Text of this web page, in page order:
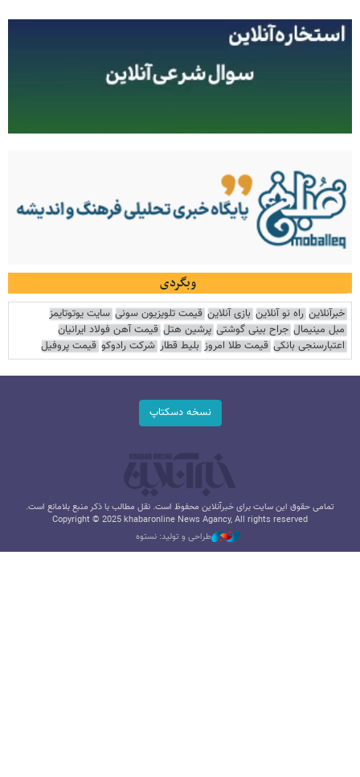
وبگردی
خبرآنلاین راه نو آنلاین بازی آنلاین قیمت تلویزیون سونی سایت یوتوتایمز
مبل مینیمال جراح بینی گوشتی پرشین هتل قیمت آهن فولاد ایرانیان
اعتبارسنجی بانکی قیمت طلا امروز بلیط قطار شرکت رادوکو قیمت پروفیل
نسخه دسکتاپ
تمامی حقوق این سایت برای خبرآنلاین محفوظ است. نقل مطالب با ذکر منبع بلامانع است.
Copyright © 2025 khabaronline News Agancy, All rights reserved
طراحی و تولید: نستوه